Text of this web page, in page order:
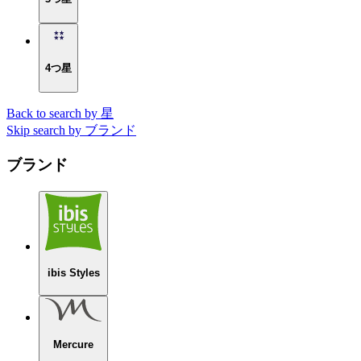
4つ星
Back to search by 星
Skip search by ブランド
ブランド
ibis Styles
Mercure